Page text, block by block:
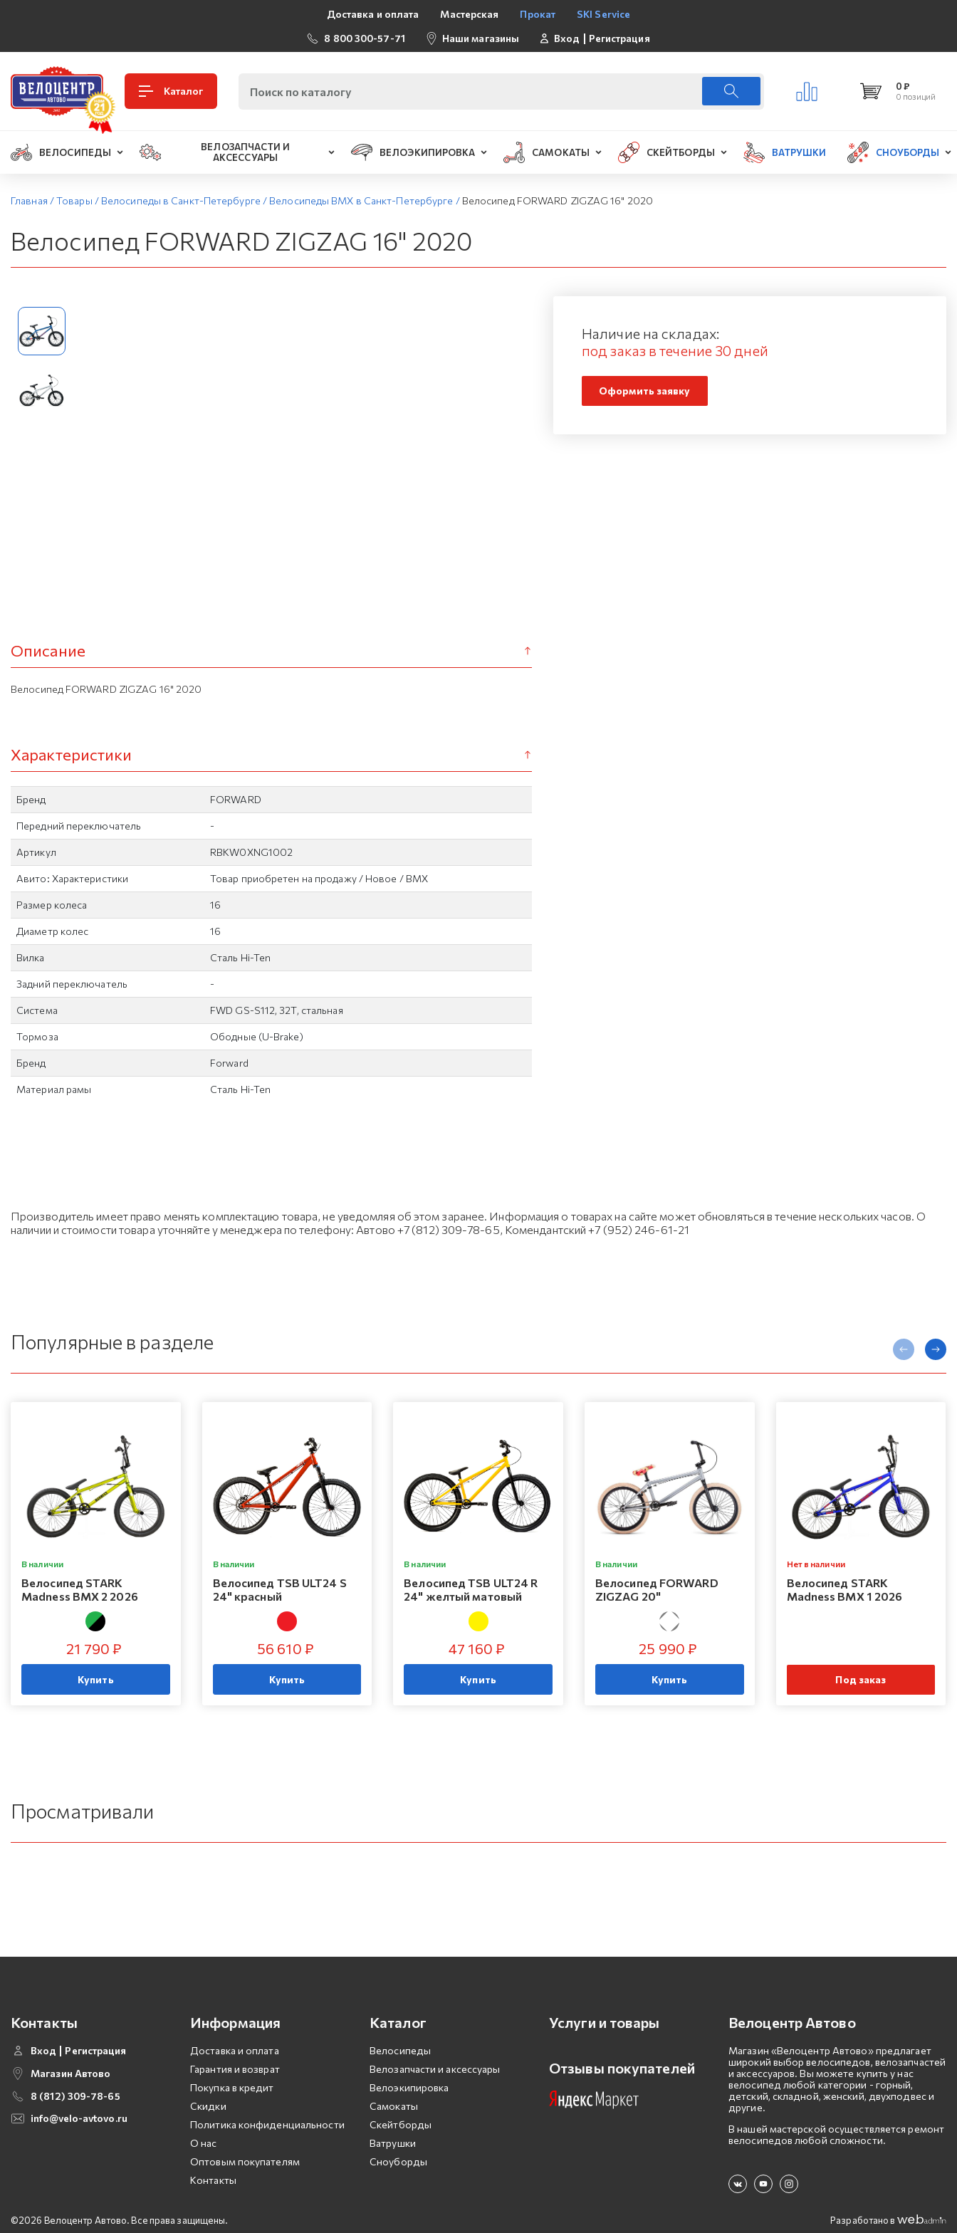
Доставка и оплата Мастерская Прокат
SKI Service
8 800 300-57-71
Наши магазины Вход Регистрация
Каталог 0 ₽
0 позиций
ВЕЛОСИПЕДЫ
ВЕЛОЗАПЧАСТИ И
АКСЕССУАРЫ
ВЕЛОЭКИПИРОВКА САМОКАТЫ СКЕЙТБОРДЫ ВАТРУШКИ СНОУБОРДЫ
Главная /Товары / Велосипеды в Санкт-Петербурге / Велосипеды BMX в Санкт-Петербурге / Велосипед FORWARD ZIGZAG 16" 2020
Велосипед FORWARD ZIGZAG 16" 2020
Описание
Велосипед FORWARD ZIGZAG 16" 2020
Характеристики
Бренд FORWARD
Передний переключатель -
Артикул RBKW0XNG1002
Авито: Характеристики Товар приобретен на продажу / Новое / BMX
Размер колеса 16
Диаметр колес 16
Вилка Сталь Hi-Ten
Задний переключатель -
Система FWD GS-S112, 32T, стальная
Тормоза Ободные (U-Brake)
Бренд Forward
Материал рамы Сталь Hi-Ten
Наличие на складах:
под заказ в течение 30 дней
Оформить заявку
Производитель имеет право менять комплектацию товара, не уведомляя об этом заранее. Информация о товарах на сайте может обновляться в течение нескольких часов. О
наличии и стоимости товара уточняйте у менеджера по телефону: Автово +7 (812) 309-78-65, Комендантский +7 (952) 246-61-21
Популярные в разделе
В наличии
Велосипед STARK
Madness BMX 2 2026
21 790 ₽
Купить
В наличии
Велосипед TSB ULT24 S
24" красный
56 610 ₽
Купить
В наличии
Велосипед TSB ULT24 R
24" желтый матовый
47 160 ₽
Купить
В наличии
Велосипед FORWARD
ZIGZAG 20"
25 990 ₽
Купить
Нет в наличии
Велосипед STARK
Madness BMX 1 2026
Под заказ
Просматривали
Контакты
Вход
Регистрация
Магазин Автово
8 (812) 309-78-65
info@velo-avtovo.ru
Информация
Доставка и оплата
Гарантия и возврат
Покупка в кредит
Скидки
Политика конфиденциальности
О нас
Оптовым покупателям
Контакты
Каталог
Велосипеды
Велозапчасти и аксессуары
Велоэкипировка
Самокаты
Скейтборды
Ватрушки
Сноуборды
Услуги и товары
Отзывы покупателей
Велоцентр Автово
Магазин «Велоцентр Автово» предлагает
широкий выбор велосипедов, велозапчастей
и аксессуаров. Вы можете купить у нас
велосипед любой категории - горный,
детский, складной, женский, двухподвес и
другие.
В нашей мастерской осуществляется ремонт
велосипедов любой сложности.
©2026 Велоцентр Автово. Все права защищены. Разработано в